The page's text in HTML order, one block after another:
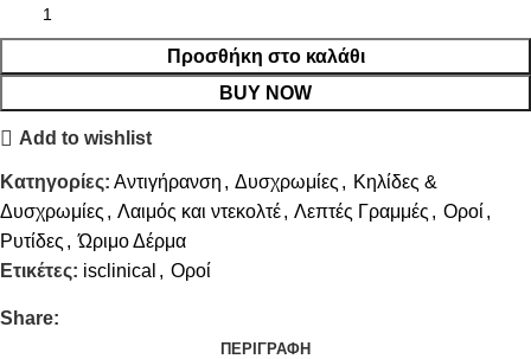
Προσθήκη στο καλάθι
BUY NOW
Add to wishlist
Κατηγορίες: Αντιγήρανση , Δυσχρωμίες , Κηλίδες &
Δυσχρωμίες , Λαιμός και ντεκολτέ, Λεπτές Γραμμές , Οροί ,
Ρυτίδες , Ώριμο Δέρμα
Ετικέτες: isclinical , Οροί
Share:
ΠΕΡΙΓΡΑΦΉ